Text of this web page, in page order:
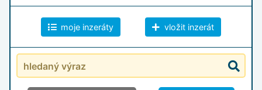
moje inzeráty vložit inzerát